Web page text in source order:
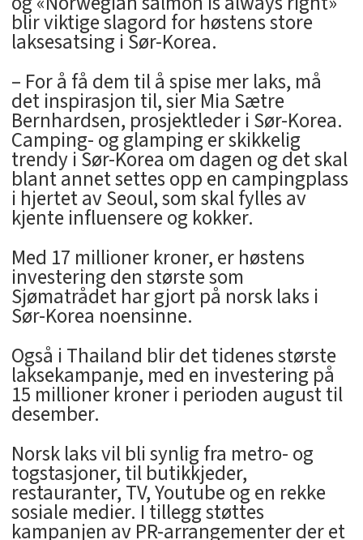
blir viktige slagord for høstens store
laksesatsing i Sør-Korea.
– For å få dem til å spise mer laks, må
det inspirasjon til, sier Mia Sætre
Bernhardsen, prosjektleder i Sør-Korea.
Camping- og glamping er skikkelig
trendy i Sør-Korea om dagen og det skal
blant annet settes opp en campingplass
i hjertet av Seoul, som skal fylles av
kjente influensere og kokker.
Med 17 millioner kroner, er høstens
investering den største som
Sjømatrådet har gjort på norsk laks i
Sør-Korea noensinne.
Også i Thailand blir det tidenes største
laksekampanje, med en investering på
15 millioner kroner i perioden august til
desember.
Norsk laks vil bli synlig fra metro- og
togstasjoner, til butikkjeder,
restauranter, TV, Youtube og en rekke
sosiale medier. I tillegg støttes
kampanjen av PR-arrangementer der et